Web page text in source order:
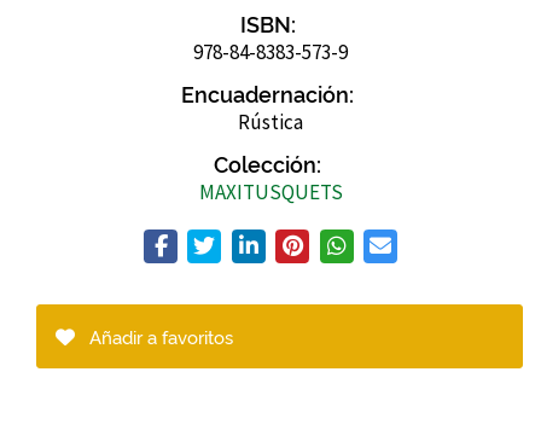
ISBN:
978-84-8383-573-9
Encuadernación:
Rústica
Colección:
MAXITUSQUETS
Añadir a favoritos